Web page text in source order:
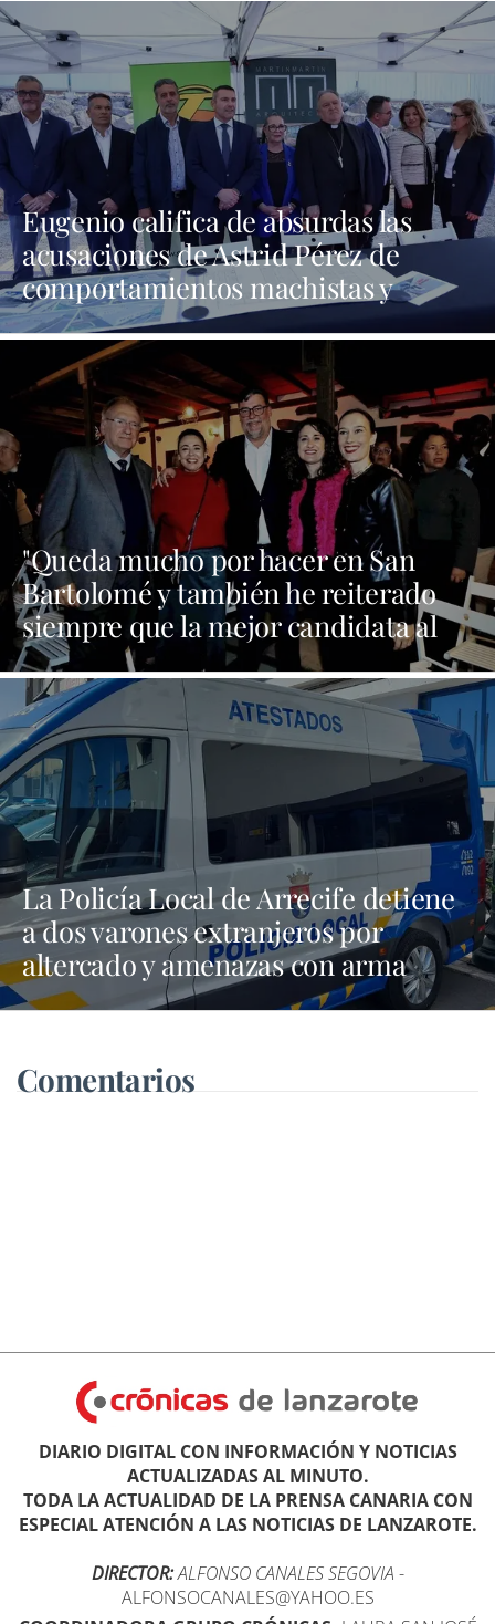
Eugenio califica de absurdas las
acusaciones de Astrid Pérez de
comportamientos machistas y
asegura que busca una presencia en
los medios que no tiene
"Queda mucho por hacer en San
Bartolomé y también he reiterado
siempre que la mejor candidata al
Cabildo es María Dolores Corujo"
La Policía Local de Arrecife detiene
a dos varones extranjeros por
altercado y amenazas con arma
blanca
Comentarios
DIARIO DIGITAL CON INFORMACIÓN Y NOTICIAS
ACTUALIZADAS AL MINUTO.
TODA LA ACTUALIDAD DE LA PRENSA CANARIA CON
ESPECIAL ATENCIÓN A LAS NOTICIAS DE LANZAROTE.
DIRECTOR:ALFONSO CANALES SEGOVIA -
ALFONSOCANALES@YAHOO.ES